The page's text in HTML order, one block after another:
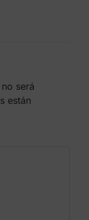
será
están